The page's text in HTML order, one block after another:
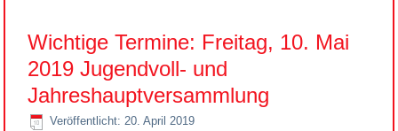
Wichtige Termine: Freitag, 10. Mai
2019 Jugendvoll- und
Jahreshauptversammlung
Veröffentlicht: 20. April 2019